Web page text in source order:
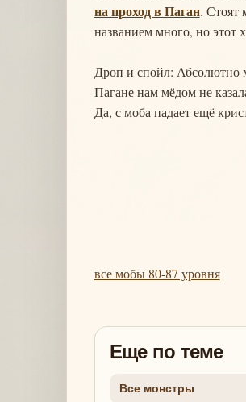
на проход в Паган. Стоят
названием много, но этот
Дроп и спойл: Абсолютно
Пагане нам мёдом не
Да, с моба падает ещё
все мобы 80-87 уровня
Еще по теме
Все монстры